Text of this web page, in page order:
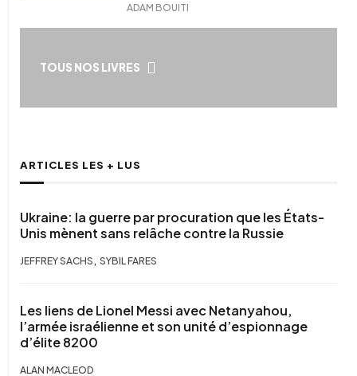
ADAM BOUITI
TOUS NOS LIVRES
ARTICLES LES + LUS
Ukraine: la guerre par procuration que les États-
Unis mènent sans relâche contre la Russie
JEFFREY SACHS , SYBIL FARES
Les liens de Lionel Messi avec Netanyahou,
l’armée israélienne et son unité d’espionnage
d’élite 8200
ALAN MACLEOD